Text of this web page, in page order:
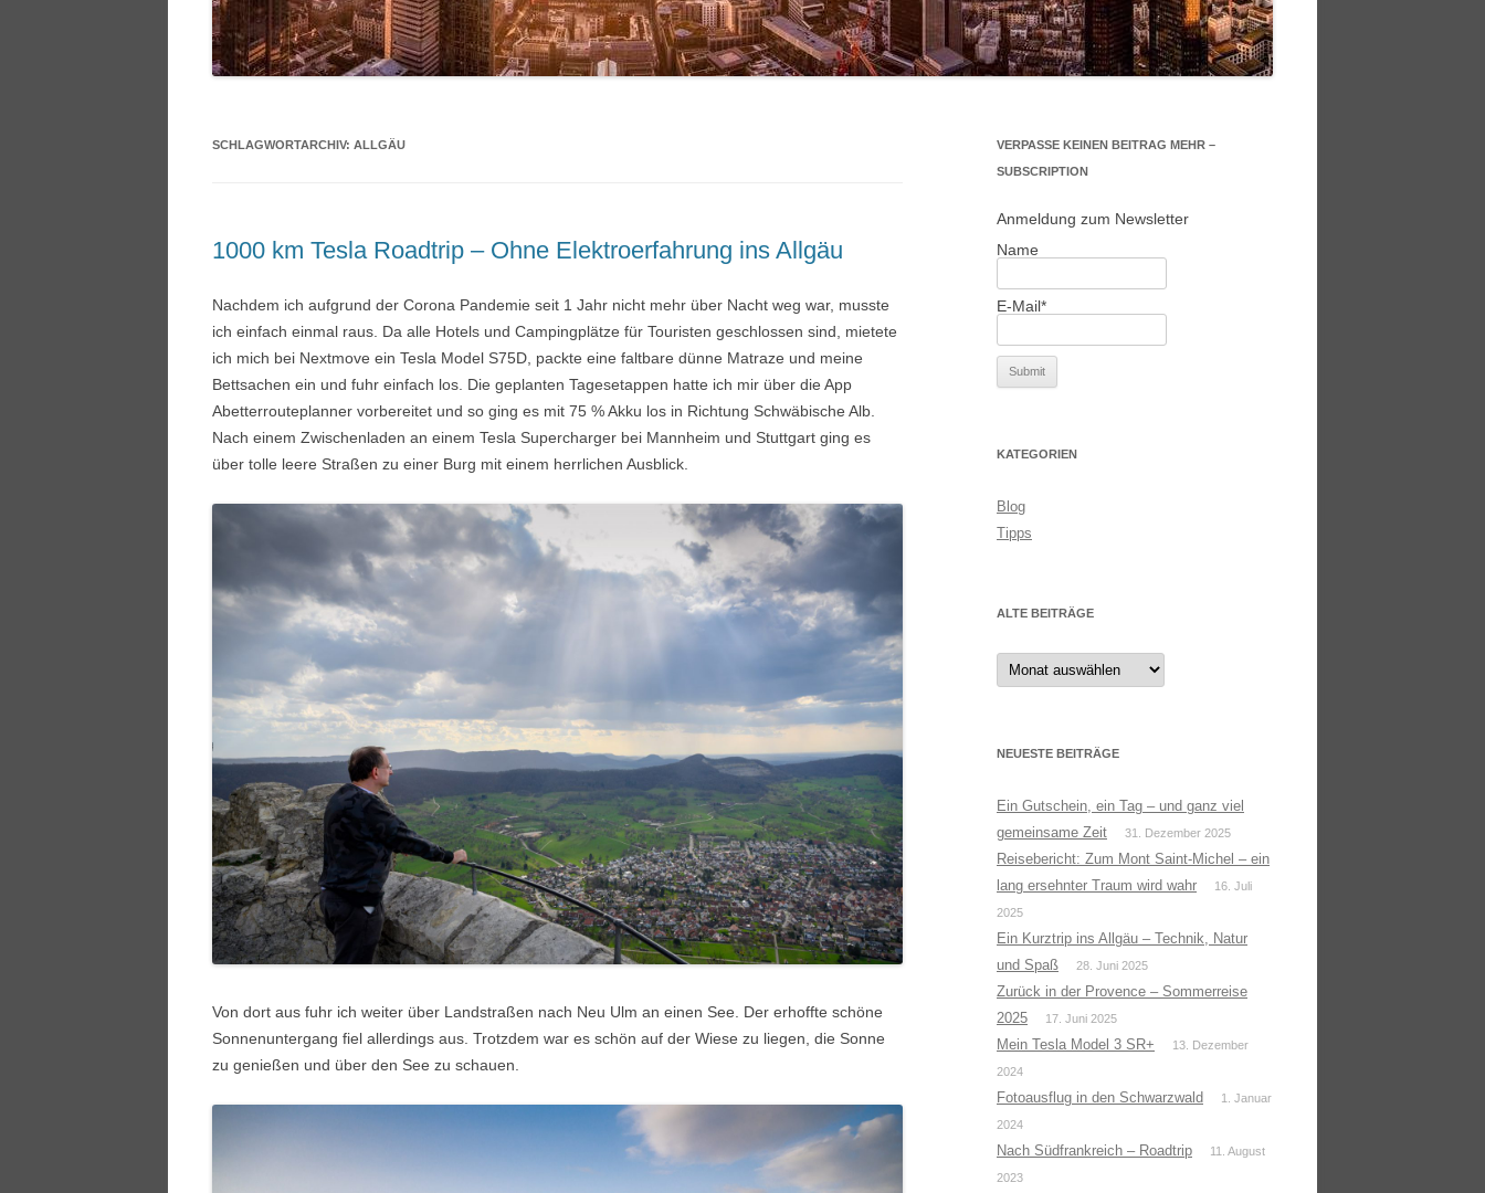
SCHLAGWORTARCHIV: ALLGÄU
1000 km Tesla Roadtrip – Ohne Elektroerfahrung ins Allgäu
Nachdem ich aufgrund der Corona Pandemie seit 1 Jahr nicht mehr über Nacht weg war, musste
ich einfach einmal raus. Da alle Hotels und Campingplätze für Touristen geschlossen sind, mietete
ich mich bei Nextmove ein Tesla Model S75D, packte eine faltbare dünne Matraze und meine
Bettsachen ein und fuhr einfach los. Die geplanten Tagesetappen hatte ich mir über die App
Abetterrouteplanner vorbereitet und so ging es mit 75 % Akku los in Richtung Schwäbische Alb.
Nach einem Zwischenladen an einem Tesla Supercharger bei Mannheim und Stuttgart ging es
über tolle leere Straßen zu einer Burg mit einem herrlichen Ausblick.
Von dort aus fuhr ich weiter über Landstraßen nach Neu Ulm an einen See. Der erhoffte schöne
Sonnenuntergang fiel allerdings aus. Trotzdem war es schön auf der Wiese zu liegen, die Sonne
zu genießen und über den See zu schauen.
VERPASSE KEINEN BEITRAG MEHR –
SUBSCRIPTION
Anmeldung zum Newsletter
Name
E-Mail*
KATEGORIEN
Blog
Tipps
ALTE BEITRÄGE
Alte
Beiträge
NEUESTE BEITRÄGE
Ein Gutschein, ein Tag – und ganz viel
gemeinsame Zeit
31. Dezember 2025
Reisebericht: Zum Mont Saint-Michel – ein
lang ersehnter Traum wird wahr
16. Juli
2025
Ein Kurztrip ins Allgäu – Technik, Natur
und Spaß
28. Juni 2025
Zurück in der Provence – Sommerreise
2025
17. Juni 2025
Mein Tesla Model 3 SR+
13. Dezember
2024
Fotoausflug in den Schwarzwald
1. Januar
2024
Nach Südfrankreich – Roadtrip
11. August
2023